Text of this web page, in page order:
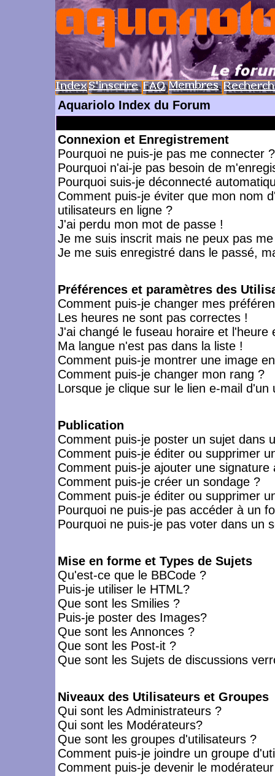
Aquariolo Index du Forum
Connexion et Enregistrement
Pourquoi ne puis-je pas me connecter ?
Pourquoi n'ai-je pas besoin de
Pourquoi suis-je déconnecté
Comment puis-je éviter que mon nom
utilisateurs en ligne ?
J'ai perdu mon mot de passe !
Je me suis inscrit mais ne peux pas
Je me suis enregistré dans le passé,
Préférences et paramètres des
Comment puis-je changer mes
Les heures ne sont pas correctes !
J'ai changé le fuseau horaire et l'heure
Ma langue n'est pas dans la liste !
Comment puis-je montrer une image
Comment puis-je changer mon rang ?
Lorsque je clique sur le lien e-mail
Publication
Comment puis-je poster un sujet dans
Comment puis-je éditer ou supprimer
Comment puis-je ajouter une signature
Comment puis-je créer un sondage ?
Comment puis-je éditer ou supprimer
Pourquoi ne puis-je pas accéder à un
Pourquoi ne puis-je pas voter dans un
Mise en forme et Types de Sujets
Qu'est-ce que le BBCode ?
Puis-je utiliser le HTML?
Que sont les Smilies ?
Puis-je poster des Images?
Que sont les Annonces ?
Que sont les Post-it ?
Que sont les Sujets de discussions
Niveaux des Utilisateurs et Groupes
Qui sont les Administrateurs ?
Qui sont les Modérateurs?
Que sont les groupes d'utilisateurs ?
Comment puis-je joindre un groupe
Comment puis-je devenir le